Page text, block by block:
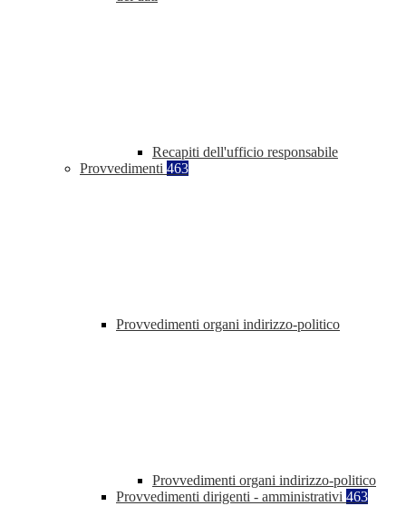
Recapiti dell'ufficio responsabile
Provvedimenti 463
Provvedimenti organi indirizzo-politico
Provvedimenti organi indirizzo-politico
Provvedimenti dirigenti - amministrativi 463